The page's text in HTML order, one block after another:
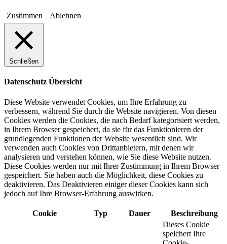
Zustimmen Ablehnen
Schließen
Datenschutz Übersicht
Diese Website verwendet Cookies, um Ihre Erfahrung zu
verbessern, während Sie durch die Website navigieren. Von diesen
Cookies werden die Cookies, die nach Bedarf kategorisiert werden,
in Ihrem Browser gespeichert, da sie für das Funktionieren der
grundlegenden Funktionen der Website wesentlich sind. Wir
verwenden auch Cookies von Drittanbietern, mit denen wir
analysieren und verstehen können, wie Sie diese Website nutzen.
Diese Cookies werden nur mit Ihrer Zustimmung in Ihrem Browser
gespeichert. Sie haben auch die Möglichkeit, diese Cookies zu
deaktivieren. Das Deaktivieren einiger dieser Cookies kann sich
jedoch auf Ihre Browser-Erfahrung auswirken.
Cookie Typ Dauer
Beschreibung
Dieses Cookie
speichert Ihre